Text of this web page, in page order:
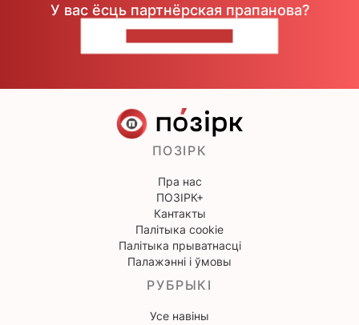
У вас ёсць партнёрская прапанова?
ПОЗІРК
Пра нас
ПОЗІРК+
Кантакты
Палітыка cookie
Палітыка прыватнасці
Палажэнні і ўмовы
РУБРЫКІ
Усе навіны